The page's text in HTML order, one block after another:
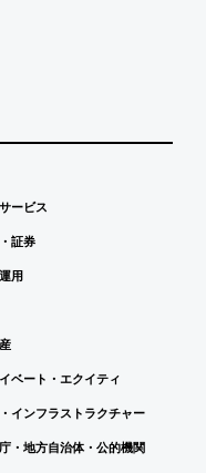
ービス
証券
用
ベート・エクイティ
インフラストラクチャー
・地方自治体・公的機関